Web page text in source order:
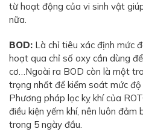
từ hoạt động của vi sinh vật
nữa.
BOD: Là chỉ tiêu xác định mức
hoạt qua chỉ số oxy cần dùng
cơ…Ngoài ra BOD còn là một
trọng nhất để kiểm soát mức độ
Phương pháp lọc kỵ khí của
điều kiện yếm khí, nên luôn
trong 5 ngày đầu.